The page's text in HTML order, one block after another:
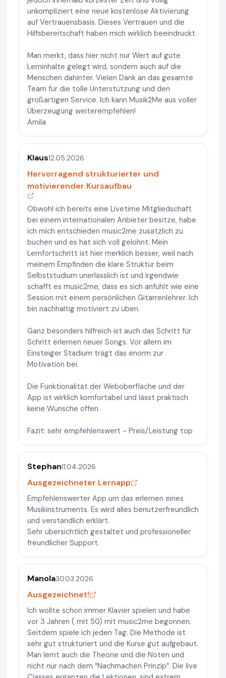
unkompliziert eine neue kostenlose Aktivierung
auf Vertrauensbasis. Dieses Vertrauen und die
Hilfsbereitschaft haben mich wirklich beeindruckt.
Man merkt, dass hier nicht nur Wert auf gute
Lerninhalte gelegt wird, sondern auch auf die
Menschen dahinter. Vielen Dank an das gesamte
Team für die tolle Unterstützung und den
großartigen Service. Ich kann Musik2Me aus voller
Überzeugung weiterempfehlen!
Amila
Klaus12.05.2026
Hervorragend strukturierter und
motivierender Kursaufbau
Obwohl ich bereits eine Livetime Mitgliedschaft
bei einem internationalen Anbieter besitze, habe
ich mich entschieden music2me zusätzlich zu
buchen und es hat sich voll gelohnt. Mein
Lernfortschritt ist hier merklich besser, weil nach
meinem Empfinden die klare Struktur beim
Selbststudium unerlässlich ist und irgendwie
schafft es music2me, dass es sich anfühlt wie eine
Session mit einem persönlichen Gitarrenlehrer. Ich
bin nachhaltig motiviert zu üben.
Ganz besonders hilfreich ist auch das Schritt für
Schritt erlernen neuer Songs. Vor allem im
Einsteiger Stadium trägt das enorm zur
Motivation bei.
Die Funktionalität der Weboberfläche und der
App ist wirklich komfortabel und lässt praktisch
keine Wünsche offen.
Fazit: sehr empfehlenswert - Preis/Leistung top
Stephan11.04.2026
Ausgezeichneter Lernapp
Empfehlenswerter App um das erlernen eines
Musikinstruments. Es wird alles benutzerfreundlich
und verständlich erklärt.
Sehr übersichtlich gestaltet und professioneller
freundlicher Support.
Manola30.03.2026
Ausgezeichnet!
Ich wollte schon immer Klavier spielen und habe
vor 3 Jahren ( mit 50) mit music2me begonnen.
Seitdem spiele ich jeden Tag. Die Methode ist
sehr gut strukturiert und die Kurse gut aufgebaut.
Man lernt auch die Theorie und die Noten und
nicht nur nach dem “Nachmachen Prinzip”. Die live